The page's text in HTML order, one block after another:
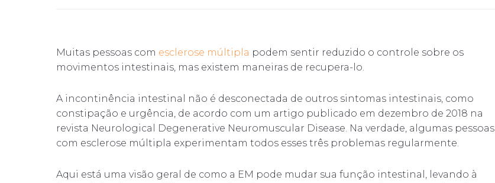
Muitas pessoas com esclerose múltipla podem sentir reduzido o controle sobre os
movimentos intestinais, mas existem maneiras de recupera-lo.
A incontinência intestinal não é desconectada de outros sintomas intestinais, como
constipação e urgência, de acordo com um artigo publicado em dezembro de 2018 na
revista Neurological Degenerative Neuromuscular Disease. Na verdade, algumas pessoas
com esclerose múltipla experimentam todos esses três problemas regularmente.
Aqui está uma visão geral de como a EM pode mudar sua função intestinal, levando à